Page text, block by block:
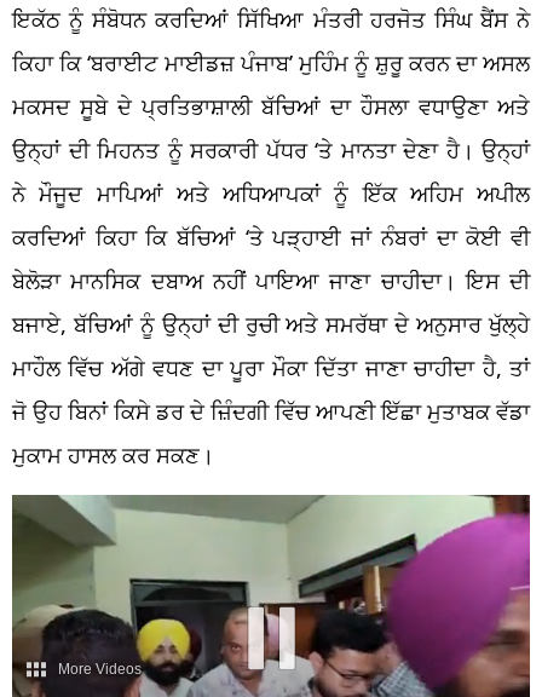
ਇਕੱਠ ਨੂੰ ਸੰਬੋਧਨ ਕਰਦਿਆਂ ਸਿੱਖਿਆ ਮੰਤਰੀ ਹਰਜੋਤ ਸਿੰਘ ਬੈਂਸ ਨੇ
ਕਿਹਾ ਕਿ ‘ਬਰਾਈਟ ਮਾਈਡਜ਼ ਪੰਜਾਬ’ ਮੁਹਿੰਮ ਨੂੰ ਸ਼ੁਰੂ ਕਰਨ ਦਾ ਅਸਲ
ਮਕਸਦ ਸੂਬੇ ਦੇ ਪ੍ਰਤਿਭਾਸ਼ਾਲੀ ਬੱਚਿਆਂ ਦਾ ਹੌਸਲਾ ਵਧਾਉਣਾ ਅਤੇ
ਉਨ੍ਹਾਂ ਦੀ ਮਿਹਨਤ ਨੂੰ ਸਰਕਾਰੀ ਪੱਧਰ ‘ਤੇ ਮਾਨਤਾ ਦੇਣਾ ਹੈ। ਉਨ੍ਹਾਂ
ਨੇ ਮੌਜੂਦ ਮਾਪਿਆਂ ਅਤੇ ਅਧਿਆਪਕਾਂ ਨੂੰ ਇੱਕ ਅਹਿਮ ਅਪੀਲ
ਕਰਦਿਆਂ ਕਿਹਾ ਕਿ ਬੱਚਿਆਂ ‘ਤੇ ਪੜ੍ਹਾਈ ਜਾਂ ਨੰਬਰਾਂ ਦਾ ਕੋਈ ਵੀ
ਬੇਲੋੜਾ ਮਾਨਸਿਕ ਦਬਾਅ ਨਹੀਂ ਪਾਇਆ ਜਾਣਾ ਚਾਹੀਦਾ। ਇਸ ਦੀ
ਬਜਾਏ, ਬੱਚਿਆਂ ਨੂੰ ਉਨ੍ਹਾਂ ਦੀ ਰੁਚੀ ਅਤੇ ਸਮਰੱਥਾ ਦੇ ਅਨੁਸਾਰ ਖੁੱਲ੍ਹੇ
ਮਾਹੌਲ ਵਿੱਚ ਅੱਗੇ ਵਧਣ ਦਾ ਪੂਰਾ ਮੌਕਾ ਦਿੱਤਾ ਜਾਣਾ ਚਾਹੀਦਾ ਹੈ, ਤਾਂ
ਜੋ ਉਹ ਬਿਨਾਂ ਕਿਸੇ ਡਰ ਦੇ ਜ਼ਿੰਦਗੀ ਵਿੱਚ ਆਪਣੀ ਇੱਛਾ ਮੁਤਾਬਕ ਵੱਡਾ
ਮੁਕਾਮ ਹਾਸਲ ਕਰ ਸਕਣ।